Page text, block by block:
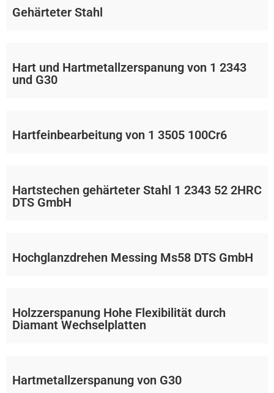
Gehärteter Stahl
Hart und Hartmetallzerspanung von 1 2343
und G30
Hartfeinbearbeitung von 1 3505 100Cr6
Hartstechen gehärteter Stahl 1 2343 52 2HRC
DTS GmbH
Hochglanzdrehen Messing Ms58 DTS GmbH
Holzzerspanung Hohe Flexibilität durch
Diamant Wechselplatten
Hartmetallzerspanung von G30